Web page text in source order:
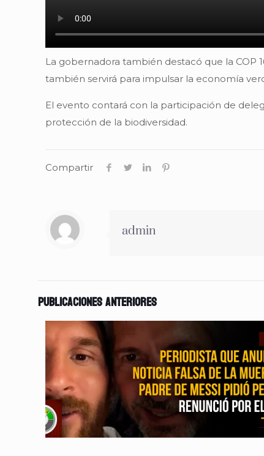
La gobernadora también destacó que la COP
también servirá para impulsar la economía
El evento contará con la participación de
protección de la biodiversidad.
Compartir
admin
Publicaciones anteriores